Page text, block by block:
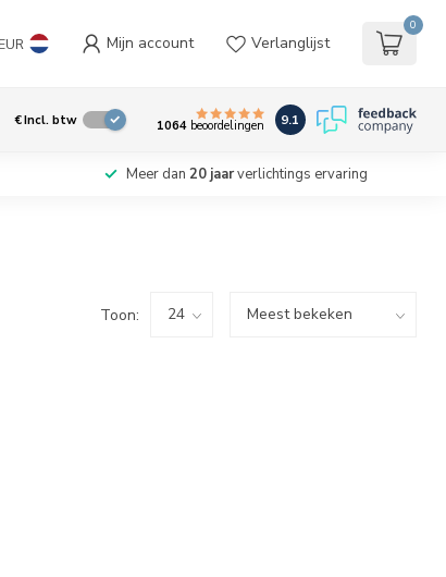
EUR Mijn account Verlanglijst
0
€Incl. btw 1064beoordelingen 9.1
Meer dan 20 jaarverlichtings ervaring
Toon: